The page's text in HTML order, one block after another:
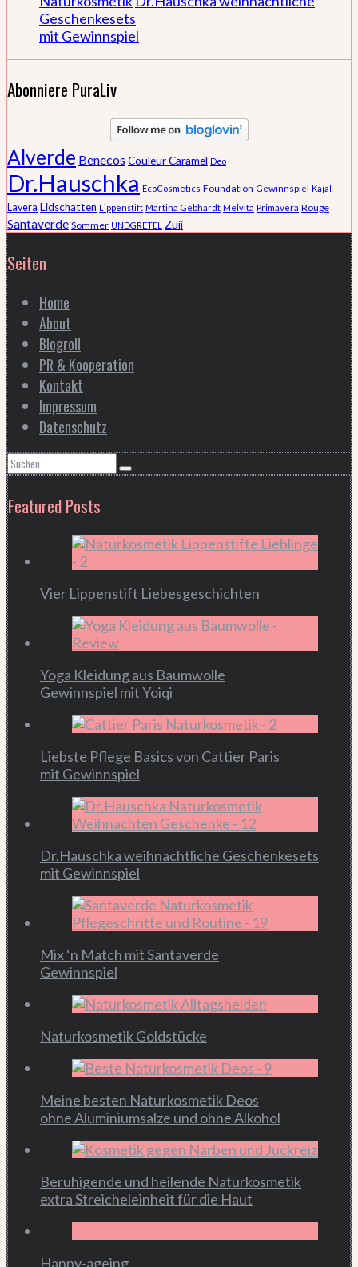
Geschenkesets
mit Gewinnspiel
Abonniere PuraLiv
Alverde BenecosCouleur Caramel Deo
Dr.Hauschka EcoCosmetics Foundation Gewinnspiel Kajal
Lavera Lidschatten Lippenstift Martina Gebhardt Melvita Primavera Rouge
Santaverde Sommer UNDGRETEL Zuii
Seiten
Home
About
Blogroll
PR & Kooperation
Kontakt
Impressum
Datenschutz
Featured Posts
Vier Lippenstift Liebesgeschichten
Yoga Kleidung aus Baumwolle
Gewinnspiel mit Yoiqi
Liebste Pflege Basics von Cattier Paris
mit Gewinnspiel
Dr.Hauschka weihnachtliche Geschenkesets
mit Gewinnspiel
Mix ‘n Match mit Santaverde
Gewinnspiel
Naturkosmetik Goldstücke
Meine besten Naturkosmetik Deos
ohne Aluminiumsalze und ohne Alkohol
Beruhigende und heilende Naturkosmetik
extra Streicheleinheit für die Haut
Happy-ageing